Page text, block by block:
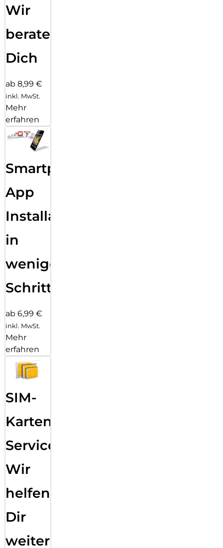
Wir
beraten
Dich
ab 8,99 €
inkl. MwSt.
Mehr
erfahren
Smartphone
App
Installation
in
wenigen
Schritten
ab 6,99 €
inkl. MwSt.
Mehr
erfahren
SIM-
Karten
Service:
Wir
helfen
Dir
weiter